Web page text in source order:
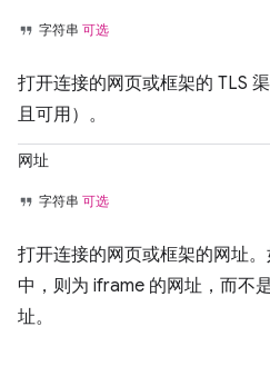
字符串 可选
打开连接的网页或框架的 TLS
且可用）。
网址
字符串 可选
打开连接的网页或框架的网址
中，则为 iframe 的网址，而不
址。